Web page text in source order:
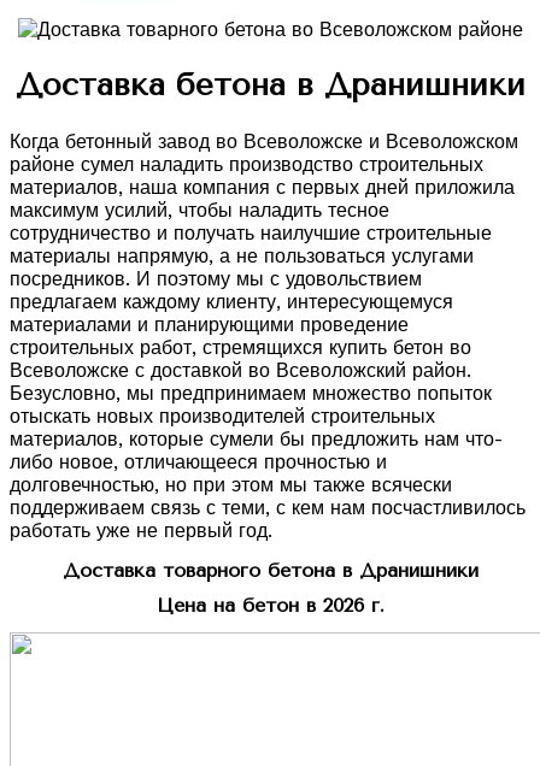
Доставка бетона в Дранишники
Когда бетонный завод во Всеволожске и Всеволожском
районе сумел наладить производство строительных
материалов, наша компания с первых дней приложила
максимум усилий, чтобы наладить тесное
сотрудничество и получать наилучшие строительные
материалы напрямую, а не пользоваться услугами
посредников. И поэтому мы с удовольствием
предлагаем каждому клиенту, интересующемуся
материалами и планирующими проведение
строительных работ, стремящихся купить бетон во
Всеволожске с доставкой во Всеволожский район.
Безусловно, мы предпринимаем множество попыток
отыскать новых производителей строительных
материалов, которые сумели бы предложить нам что-
либо новое, отличающееся прочностью и
долговечностью, но при этом мы также всячески
поддерживаем связь с теми, с кем нам посчастливилось
работать уже не первый год.
Доставка товарного бетона в Дранишники
Цена на бетон в 2026 г.